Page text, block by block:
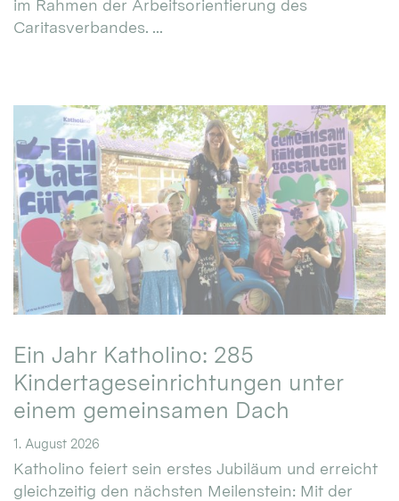
im Rahmen der Arbeitsorientierung des
Caritasverbandes. ...
Ein Jahr Katholino: 285
Kindertageseinrichtungen unter
einem gemeinsamen Dach
1. August 2026
Katholino feiert sein erstes Jubiläum und erreicht
gleichzeitig den nächsten Meilenstein: Mit der